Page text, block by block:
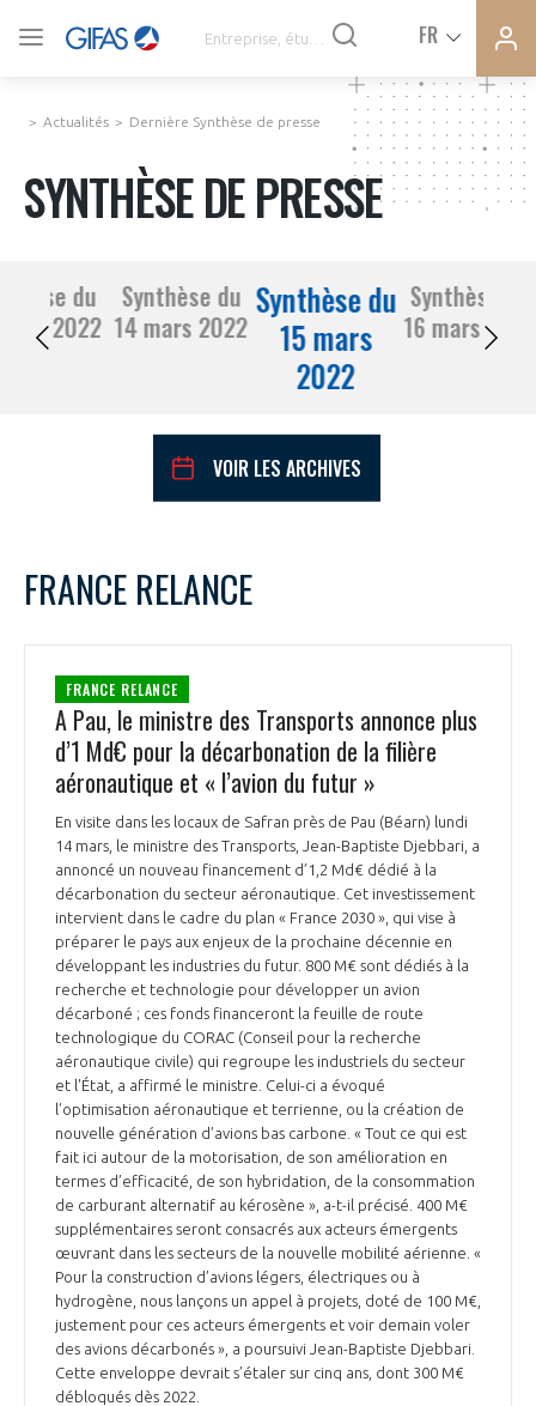
FR
SYNTHÈSE DE PRESSE
COMMUNIQUÉS DE PRESSE
PRÉSENTATION
NOTRE VISION
NOS MISSIONS
NOTRE HISTOIRE
ORGANISATION
L’ÉQUIPE DU GIFAS
NOS RÉSEAUX À L'INTERNATIONAL
FONCTIONNEMENT
GEADS
COMITÉ AERO PME
STARTAIR
COMMISSIONS ET COMITÉS
ACCOMPAGNEMENT DE NOS ADHÉRENTS
LES PROGRAMMES DU GIFAS
UN ÉCOSYSTÈME INTÉGRÉ ET COHÉRENT
POURQUOI DEVENIR MEMBRE ?
LA MÉDIATION
LA MÉDIATION DANS LA FILIÈRE AÉRONAUTIQUE ET SPATIALE
LE MÉDIATEUR DE LA FILIÈRE AÉRONAUTIQUE ET SPATIALE
MÉDIATION ET CHARTE D’ENGAGEMENT SUR LES RELATIONS ENTRE
CLIENTS ET FOURNISSEURS
LA MÉDIATION AU-DELÀ DE LA FILIÈRE AÉRONAUTIQUE ET SPATIALE
PRENDRE CONTACT AVEC LE MÉDIATEUR DE LA FILIÈRE
LE SALON DU BOURGET
L'OBSERVATOIRE
CHIFFRES CLÉS
LES ENJEUX
COMPÉTITIVITÉ
LES PUBLICATIONS
Actualités Dernière Synthèse de presse
SYNTHÈSE DE PRESSE
du
11 mars 2022
Synthèse du
14 mars 2022
Synthèse du
15 mars
2022
Synthèse du
16 mars 2022
VOIR LES ARCHIVES
L
M
1 2 3 4 5
6
7
14
16
22 23 24 25 26
FRANCE RELANCE
FRANCE RELANCE
A Pau, le ministre des Transports annonce plus
d’1 Md€ pour la décarbonation de la filière
aéronautique et « l’avion du futur »
En visite dans les locaux de Safran près de Pau (Béarn) lundi
14 mars, le ministre des Transports, Jean-Baptiste Djebbari, a
annoncé un nouveau financement d’1,2 Md€ dédié à la
décarbonation du secteur aéronautique. Cet investissement
intervient dans le cadre du plan « France 2030 », qui vise à
préparer le pays aux enjeux de la prochaine décennie en
développant les industries du futur. 800 M€ sont dédiés à la
recherche et technologie pour développer un avion
décarboné ; ces fonds financeront la feuille de route
technologique du CORAC (Conseil pour la recherche
aéronautique civile) qui regroupe les industriels du secteur
et l'État, a affirmé le ministre. Celui-ci a évoqué
l’optimisation aéronautique et terrienne, ou la création de
nouvelle génération d’avions bas carbone. « Tout ce qui est
fait ici autour de la motorisation, de son amélioration en
termes d’efficacité, de son hybridation, de la consommation
de carburant alternatif au kérosène », a-t-il précisé. 400 M€
supplémentaires seront consacrés aux acteurs émergents
œuvrant dans les secteurs de la nouvelle mobilité aérienne. «
Pour la construction d’avions légers, électriques ou à
hydrogène, nous lançons un appel à projets, doté de 100 M€,
justement pour ces acteurs émergents et voir demain voler
des avions décarbonés », a poursuivi Jean-Baptiste Djebbari.
Cette enveloppe devrait s’étaler sur cinq ans, dont 300 M€
débloqués dès 2022.
VOUS ÊTES ADHÉRENTS
PAS ENCORE ADHÉRENT ?
Rejoignez une filière d’excellence et développez
Découvrez les avantages d'adhérer au GIFAS.
Rencontres, salons, données sectorielles,
programmes ...
DEMANDE D’ADHÉSION
DEMANDE D’ADHÉSION
Avez-vous un statut de droit français ?